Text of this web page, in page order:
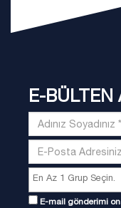
E-BÜLTEN
E-mail gönderimi